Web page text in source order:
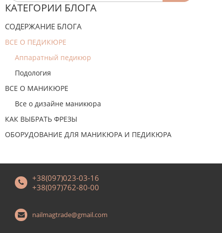
КАТЕГОРИИ БЛОГА
СОДЕРЖАНИЕ БЛОГА
ВСЕ О ПЕДИКЮРЕ
Аппаратный педикюр
Подология
ВСЕ О МАНИКЮРЕ
Все о дизайне маникюра
КАК ВЫБРАТЬ ФРЕЗЫ
ОБОРУДОВАНИЕ ДЛЯ МАНИКЮРА И ПЕДИКЮРА
+38(097)023-03-16
+38(097)762-80-00
nailmagtrade@gmail.com